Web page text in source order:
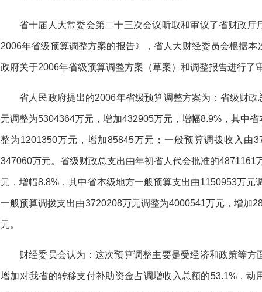
省十届人大常委会第二十三次会议听取和审议了省财政
2006年省级预算调整方案的报告》，省人大财经委员会根据
政府关于2006年省级预算调整方案（草案）和调整报告进行了
省人民政府提出的2006年省级预算调整方案为：省级财
元调整为5304364万元，增加432905万元，增幅8.9%，其中
整为1201350万元，增加85845万元；一般预算调拨收入由
347060万元。省级财政总支出由年初省人代会批准的4871161
元，增幅8.8%，其中省本级地方一般预算支出由1150953万
一般预算调拨支出由3720208万元调整为4000541万元，增加
元。
财经委员会认为：这次预算调整主要是受经济和政策等
增加对我省的转移支付补助资金占调增收入总额的53.1%，动